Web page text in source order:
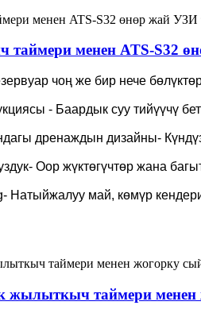
менен ATS-S32
чоң же бир нече
- Баардык суу тийүүчү
дренаждын дизайны-
Оор жүктөгүчтөр жана
Натыйжалуу май, көмүр
жылыткыч таймери